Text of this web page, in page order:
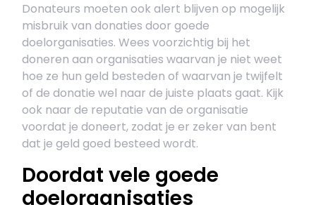
Donateurs moeten ook alert blijven op mogelijk
misbruik van donaties door goede
doelorganisaties. Wees voorzichtig bij het
doneren aan organisaties waarvan je niet weet
hoe ze hun geld besteden of waarvan je twijfelt
of de donatie wel naar de juiste plaats gaat. Kijk
ook naar de reputatie van de organisatie
voordat je doneert, zodat je er zeker van bent
dat je geld goed besteed wordt.
Doordat vele goede
doelorganisaties